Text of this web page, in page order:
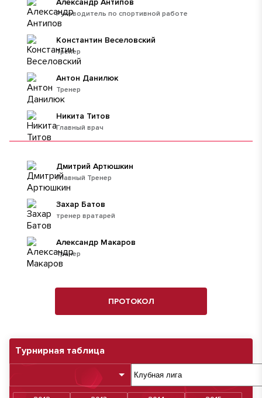
Турнирная таблица
Руководитель по спортивной работе
Тренер
Константин Веселовский
Тренер
Антон Данилюк
Главный врач
Никита Титов
Главный Тренер
Дмитрий Артюшкин
тренер вратарей
Захар Батов
Тренер
Александр Макаров
ПРОТОКОЛ